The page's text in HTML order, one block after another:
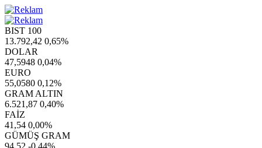
BIST 100
13.792,42 0,65%
DOLAR
47,5948 0,04%
EURO
55,0580 0,12%
GRAM ALTIN
6.521,87 0,40%
FAİZ
41,54 0,00%
GÜMÜŞ GRAM
94,52 -0,44%